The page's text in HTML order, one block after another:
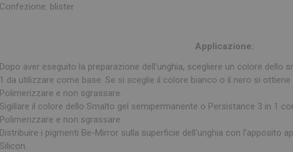
Confezione: blister
Applicazione:
Dopo aver eseguito la preparazione dell'unghia, scegliere un colore dello
1 da utilizzare come base. Se si sceglie il colore bianco o il nero si
Polimerizzare e non sgrassare.
Sigillare il colore dello Smalto gel semipermanente o Persistance 3 in 1
Polimerizzare e non sgrassare.
Distribuire i pigmenti Be-Mirror sulla superficie dell'unghia con l'apposito
Silicon.